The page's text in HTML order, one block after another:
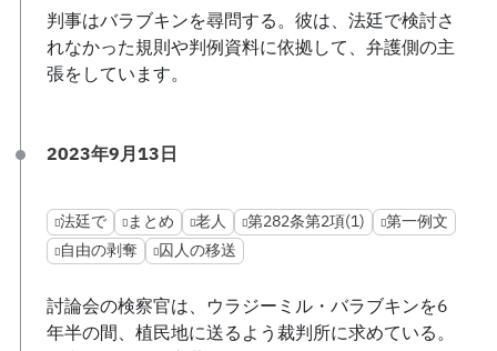
判事はバラブキンを尋問する。彼は、法廷で検討さ
れなかった規則や判例資料に依拠して、弁護側の主
張をしています。
2023年9月13日
法廷で まとめ 老人 第282条第2項(1)
第一例文
自由の剥奪
囚人の移送
討論会の検察官は、ウラジーミル・バラブキンを6
年半の間、植民地に送るよう裁判所に求めている。